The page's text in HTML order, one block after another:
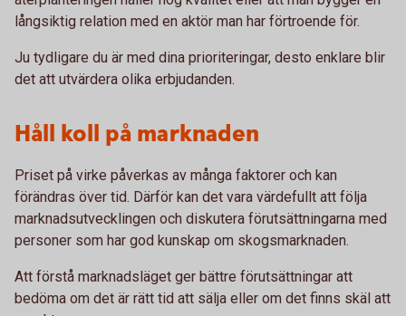
långsiktig relation med en aktör man har förtroende för.
Ju tydligare du är med dina prioriteringar, desto enklare blir
det att utvärdera olika erbjudanden.
Håll koll på marknaden
Priset på virke påverkas av många faktorer och kan
förändras över tid. Därför kan det vara värdefullt att följa
marknadsutvecklingen och diskutera förutsättningarna med
personer som har god kunskap om skogsmarknaden.
Att förstå marknadsläget ger bättre förutsättningar att
bedöma om det är rätt tid att sälja eller om det finns skäl att